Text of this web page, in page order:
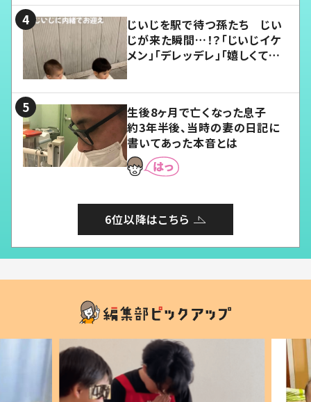
じいじを駅で待つ孫たち じい
じが来た瞬間…！？「じいじイケ
メン」「デレッデレ」「嬉しくて可
生後8ヶ月で亡くなった息子
約3年半後、当時の妻の日記に
書いてあった本音とは
6位以降はこちら